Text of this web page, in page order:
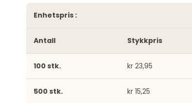
enhetspris :
Antall Stykkpris
100 stk. kr 23,95
500 stk. kr 15,25